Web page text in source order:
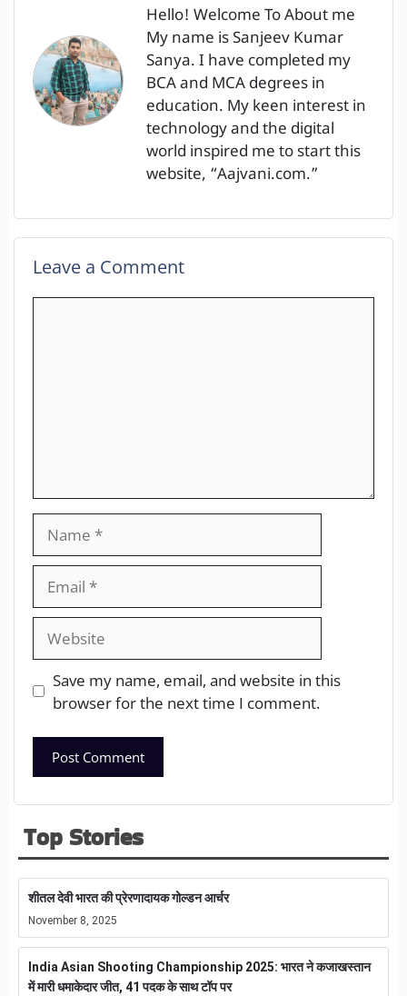
Hello! Welcome To About me
My name is Sanjeev Kumar
Sanya. I have completed my
BCA and MCA degrees in
education. My keen interest in
technology and the digital
world inspired me to start this
website, “Aajvani.com.”
Leave a Comment
Save my name, email, and website in this
browser for the next time I comment.
Top Stories
शीतल देवी भारत की प्रेरणादायक गोल्डन आर्चर
November 8, 2025
India Asian Shooting Championship 2025: भारत ने कजाखस्तान
में मारी धमाकेदार जीत, 41 पदक के साथ टॉप पर